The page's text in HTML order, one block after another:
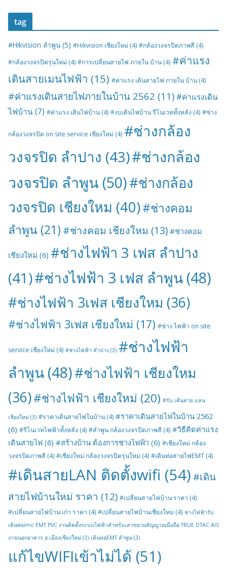
tag
#Hikvision ลำพูน (5) #Hikvision เชียงใหม่ (4) #กล้องวงจรปิดภาพสี (4)
#กล้องวงจรปิดรุ่นใหม่ (4) #การเปลี่ยนสายไฟ ภายใน บ้าน (4) #ค่าแรง
เดินสายเมนไฟฟ้า (15) #ค่าแรง เดินสายไฟ ภายใน บ้าน (4)
#ค่าแรงเดินสายไฟภายในบ้าน 2562 (11) #ค่าแรงเดิน
ไฟบ้าน(7) #ค่าแรง เดินไฟบ้าน (4) #งบเดินไฟบ้าน รีโนเวททั้งหลัง (4) #ช่าง
กล้องวงจรปิด on site service เชียงใหม่ (4) #ช่างกล้อง
วงจรปิด ลำปาง (43)#ช่างกล้อง
วงจรปิด ลำพูน (50)#ช่างกล้อง
วงจรปิด เชียงใหม (40)#ช่างคอม
ลำพูน (21) #ช่างคอม เชียงใหม (13) #ช่างคอม
เชียงใหม่ (6) #ช่างไฟฟ้า 3 เฟส ลำปาง
(41)#ช่างไฟฟ้า 3 เฟส ลำพูน (48)
#ช่างไฟฟ้า 3เฟส เชียงใหม (36)
#ช่างไฟฟ้า 3เฟส เชียงใหม่ (17) #ช่าง ไฟฟ้า on site
service เชียงใหม่ (4) #ช่างไฟฟ้า ลำปาง (3) #ช่างไฟฟ้า
ลำพูน (48)#ช่างไฟฟ้า เชียงใหม
(36)#ช่างไฟฟ้า เชียงใหม่ (20) #รับ เดินสาย แลน
เชียงใหม่ (3) #ราคาเดินสายไฟในบ้าน (4) #ราคาเดินสายไฟในบ้าน 2562
(6) #รีโนเวทไฟฟ้าทั้งหลัง (4) #ลำพูน กล้องวงจรปิดภาพสี (4) #วิธีคิดค่าแรง
เดินสายไฟ (6) #สร้างบ้าน ต้องการช่างไฟฟ้า (6) #เชียงใหม่ กล้อง
วงจรปิดภาพสี (4) #เชียงใหม่ กล้องวงจรปิดรุ่นใหม่ (4) #เดินท่อสายไฟEMT (4)
#เดินสายLAN ติดตั้งwifi (54) #เดิน
สายไฟบ้านใหม่ ราคา (12) #เปลี่ยนสายไฟบ้าน ราคา (4)
#เปลี่ยนสายไฟบ้าน เก่า ราคา (4) #เปลี่ยนสายไฟบ้านเชียงใหม่ (4) ช่างไฟฟ้ารับ
เดินท่อimc EMT PVC งานติดตั้งระบบไฟฟ้าสำหรับเสาขยายสัญญาณมือถือ TRUE DTAC AIS
ภายนอกอาคาร อ.เมืองเชียงใหม่ (3) เดินท่อEMT ลำพูน (3)
แก้ไขWIFIเข้าไม่ได้ (51)